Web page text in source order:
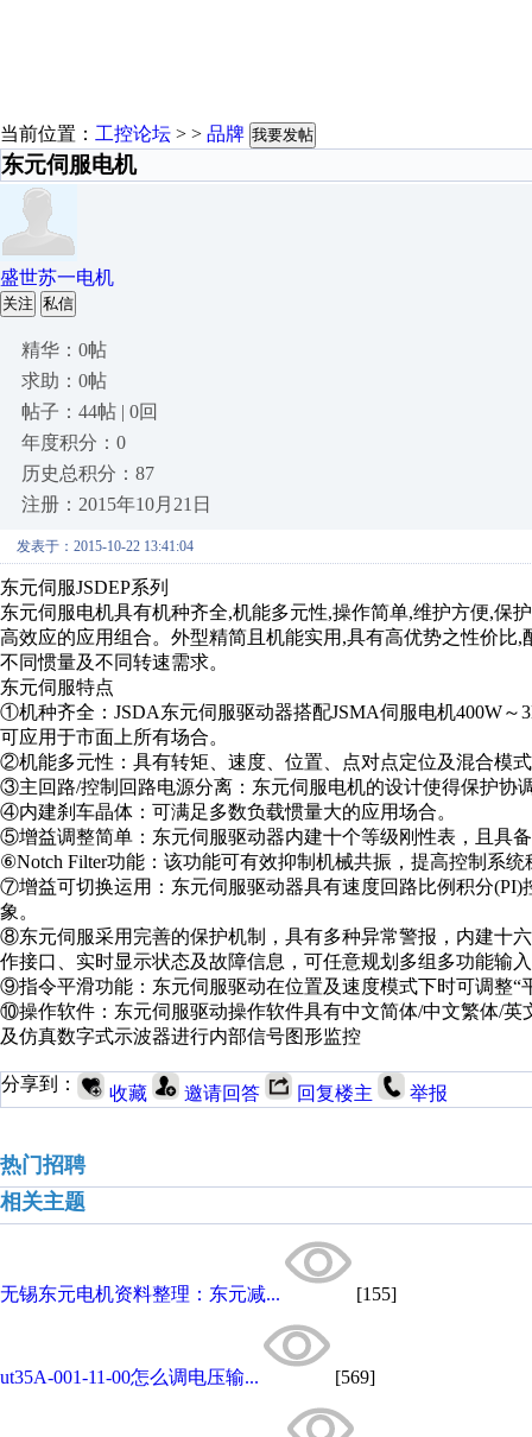
当前位置： 工控论坛 > > 品牌 我要发帖
东元伺服电机
盛世苏一电机
关注 私信
精华：0帖
求助：0帖
帖子：44帖 | 0回
年度积分：0
历史总积分：87
注册：2015年10月21日
发表于：2015-10-22 13:41:04
东元伺服JSDEP系列
东元伺服电机具有机种齐全,机能多元性,操作简单,维护方便,保
高效应的应用组合。外型精简且机能实用,具有高优势之性价比
不同惯量及不同转速需求。
东元伺服特点
①机种齐全：JSDA东元伺服驱动器搭配JSMA伺服电机400W～
可应用于市面上所有场合。
②机能多元性：具有转矩、速度、位置、点对点定位及混合模
③主回路/控制回路电源分离：东元伺服电机的设计使得保护协
④内建刹车晶体：可满足多数负载惯量大的应用场合。
⑤增益调整简单：东元伺服驱动器内建十个等级刚性表，且具
⑥Notch Filter功能：该功能可有效抑制机械共振，提高控制系统
⑦增益可切换运用：东元伺服驱动器具有速度回路比例积分
象。
⑧东元伺服采用完善的保护机制，具有多种异常警报，内建十
作接口、实时显示状态及故障信息，可任意规划多组多功能输
⑨指令平滑功能：东元伺服驱动在位置及速度模式下时可调整“
⑩操作软件：东元伺服驱动操作软件具有中文简体/中文繁体/英
及仿真数字式示波器进行内部信号图形监控
分享到： 收藏 邀请回答 回复楼主 举报
热门招聘
相关主题
无锡东元电机资料整理：东元减... [155]
ut35A-001-11-00怎么调电压输... [569]